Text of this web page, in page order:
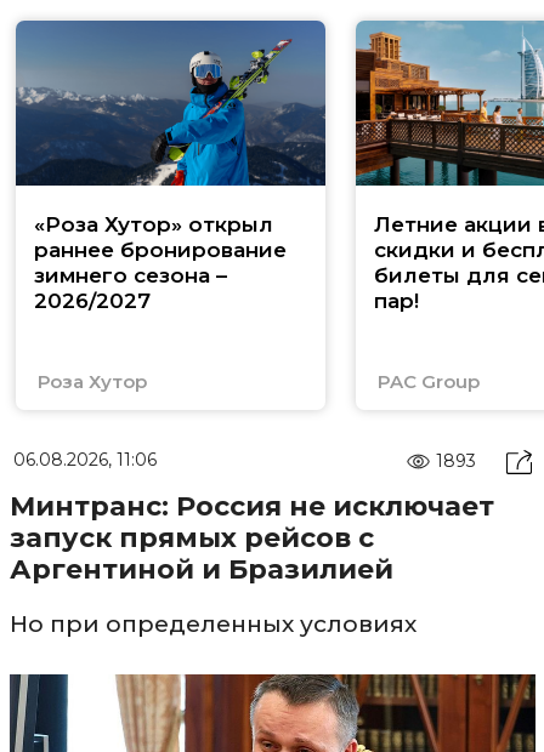
«Роза Хутор» открыл
раннее бронирование
зимнего сезона –
2026/2027
Роза Хутор
Летние акции
скидки и
билеты для
пар!
PAC Group
06.08.2026, 11:06 1893
Минтранс: Россия не исключает
запуск прямых рейсов с
Аргентиной и Бразилией
Но при определенных условиях